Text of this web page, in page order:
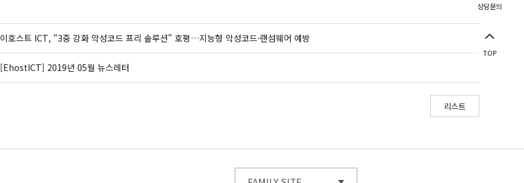
이호스트 ICT, "3중 강화 악성코드 프리 솔루션" 호평…지능형 악성코드·랜섬웨어 예방
[EhostICT] 2019년 05월 뉴스레터
리스트
상담문의
TOP